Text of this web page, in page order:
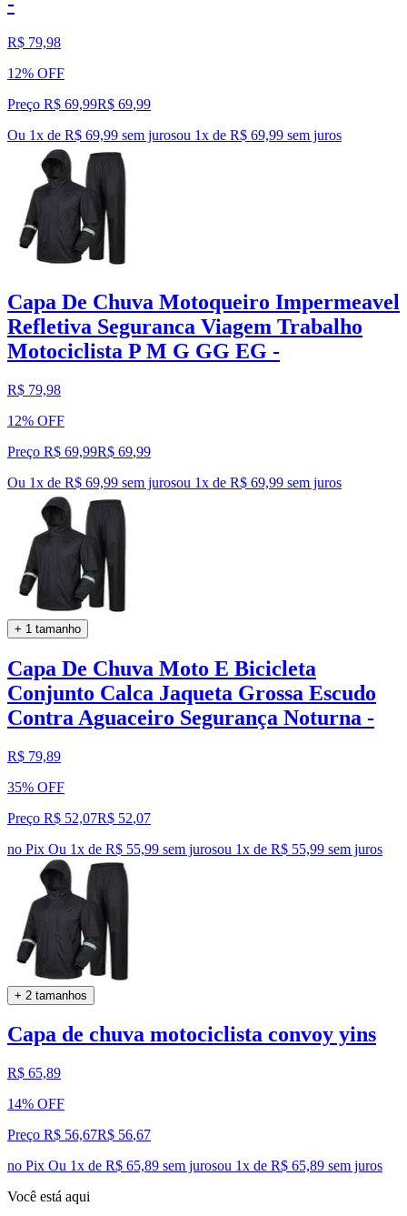
R$ 79,98
12% OFF
Preço R$ 69,99R$ 69,99
Ou 1x de R$ 69,99 sem jurosou 1x de R$ 69,99 sem juros
Capa De Chuva Motoqueiro Impermeavel
Refletiva Seguranca Viagem Trabalho
Motociclista P M G GG EG -
R$ 79,98
12% OFF
Preço R$ 69,99R$ 69,99
Ou 1x de R$ 69,99 sem jurosou 1x de R$ 69,99 sem juros
+ 1 tamanho
Capa De Chuva Moto E Bicicleta
Conjunto Calca Jaqueta Grossa Escudo
Contra Aguaceiro Segurança Noturna -
R$ 79,89
35% OFF
Preço R$ 52,07R$ 52,07
no Pix Ou 1x de R$ 55,99 sem jurosou 1x de R$ 55,99 sem juros
+ 2 tamanhos
Capa de chuva motociclista convoy yins
R$ 65,89
14% OFF
Preço R$ 56,67R$ 56,67
no Pix Ou 1x de R$ 65,89 sem jurosou 1x de R$ 65,89 sem juros
Você está aqui